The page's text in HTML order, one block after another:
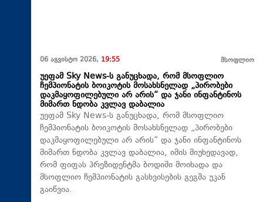
06 აგვისტო 2026, 19:55 მსოფლიო
უეფამ Sky News-ს განუცხადა, რომ მსოფლიო
ჩემპიონატის ბოიკოტის მოსახსნელად „პირობები
დაკმაყოფილებული არ არის“ და ჯანი ინფანტინოს
მიმართ ნდობა კვლავ დაბალია
უეფამ Sky News-ს განუცხადა, რომ მსოფლიო
ჩემპიონატის ბოიკოტის მოსახსნელად „პირობები
დაკმაყოფილებული არ არის“ და ჯანი ინფანტინოს
მიმართ ნდობა კვლავ დაბალია, იმის მიუხედავად,
რომ ფიფას პრეზიდენტმა ბოდიში მოიხადა და
მსოფლიო ჩემპიონატის გასხვისების გეგმა უკან
გაიწვია.